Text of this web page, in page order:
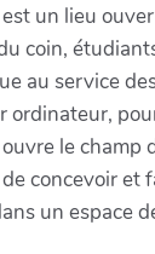
un lieu
coin,
au service
ordinateur,
le champ
concevoir et
un espace